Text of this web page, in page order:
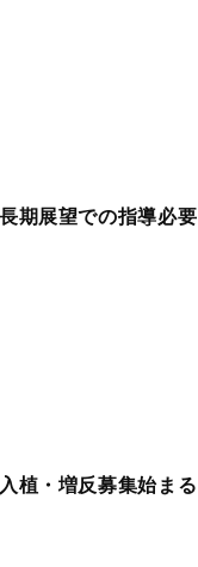
展望での指導必要
・増反募集始まる